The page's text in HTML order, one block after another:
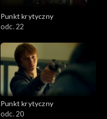
Punkt krytyczny
odc. 22
Punkt krytyczny
odc. 20